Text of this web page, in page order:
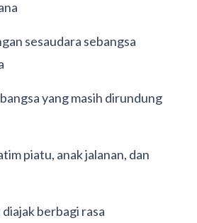
sesaudara sebangsa
yang masih dirundung
piatu, anak jalanan, dan
berbagi rasa